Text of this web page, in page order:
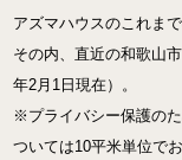
アズマハウスのこれま
その内、直近の和歌山
年2月1日現在）。
※プライバシー保護の
ついては10平米単位で